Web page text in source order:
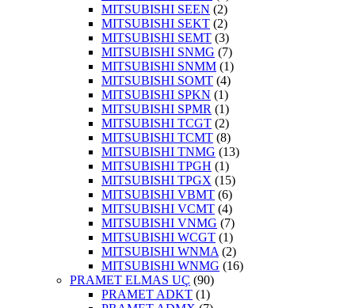
MITSUBISHI SEEN (2)
MITSUBISHI SEKT (2)
MITSUBISHI SEMT (3)
MITSUBISHI SNMG (7)
MITSUBISHI SNMM (1)
MITSUBISHI SOMT (4)
MITSUBISHI SPKN (1)
MITSUBISHI SPMR (1)
MITSUBISHI TCGT (2)
MITSUBISHI TCMT (8)
MITSUBISHI TNMG (13)
MITSUBISHI TPGH (1)
MITSUBISHI TPGX (15)
MITSUBISHI VBMT (6)
MITSUBISHI VCMT (4)
MITSUBISHI VNMG (7)
MITSUBISHI WCGT (1)
MITSUBISHI WNMA (2)
MITSUBISHI WNMG (16)
PRAMET ELMAS UÇ (90)
PRAMET ADKT (1)